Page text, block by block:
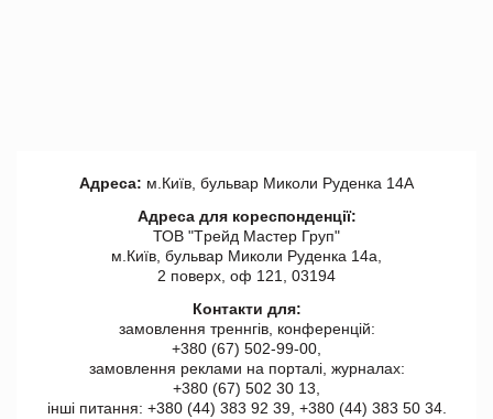
Адреса: м.Київ, бульвар Миколи Руденка 14А
Адреса для кореспонденції:
ТОВ "Tрейд Мастер Груп"
м.Київ, бульвар Миколи Руденка 14а,
2 поверх, оф 121, 03194
Контакти для:
замовлення треннгів, конференцій:
+380 (67) 502-99-00,
замовлення реклами на порталі, журналах:
+380 (67) 502 30 13,
інші питання: +380 (44) 383 92 39, +380 (44) 383 50 34.